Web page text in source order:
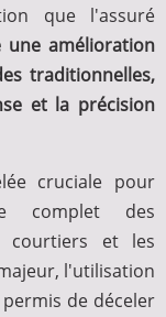
que l'assuré
une amélioration
traditionnelles,
et la précision
cruciale pour
complet des
courtiers et les
l'utilisation
de déceler